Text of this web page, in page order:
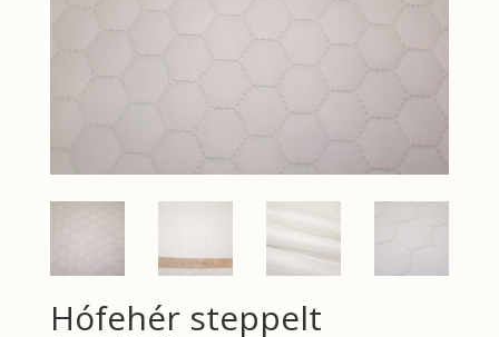
Hófehér steppelt